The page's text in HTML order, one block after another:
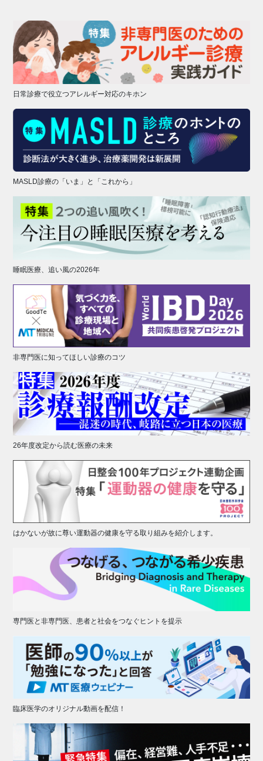
日常診療で役立つアレルギー対応のキホン
MASLD診療の「いま」と「これから」
睡眠医療、追い風の2026年
非専門医に知ってほしい診療のコツ
26年度改定から読む医療の未来
はかないが故に尊い運動器の健康を守る取り組みを紹介します。
専門医と非専門医、患者と社会をつなぐヒントを提示
臨床医学のオリジナル動画を配信！